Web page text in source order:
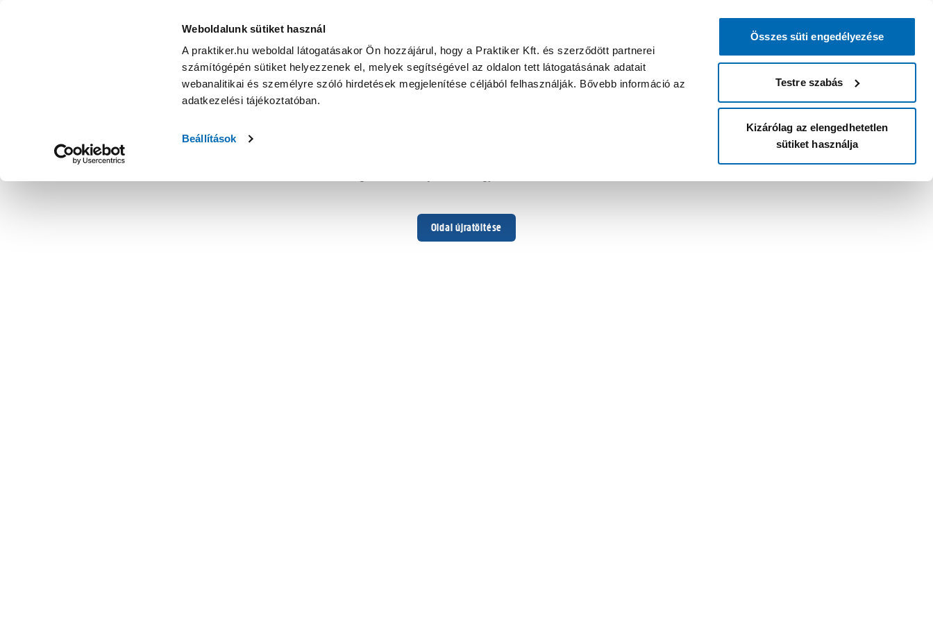
Weboldalunk sütiket használ
A praktiker.hu weboldal látogatásakor Ön hozzájárul, hogy a Praktiker Kft. és szerződött partnerei
számítógépén sütiket helyezzenek el, melyek segítségével az oldalon tett látogatásának adatait
webanalitikai és személyre szóló hirdetések megjelenítése céljából felhasználják. Bővebb információ az
adatkezelési tájékoztatóban.
Beállítások
Összes süti engedélyezése
Testre szabás
Kizárólag az elengedhetetlen
sütiket használja
Oldal újratöltése